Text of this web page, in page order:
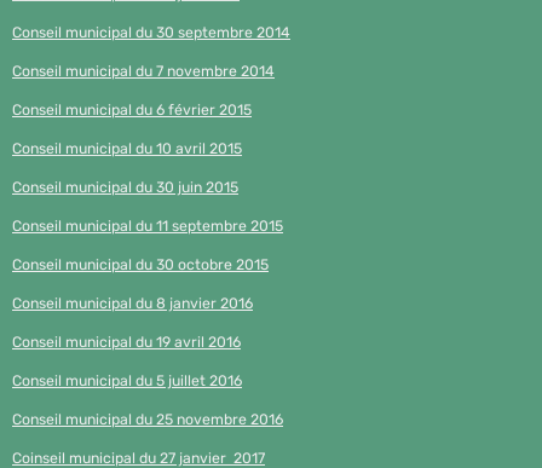
Conseil municipal du 30 septembre 2014
Conseil municipal du 7 novembre 2014
Conseil municipal du 6 février 2015
Conseil municipal du 10 avril 2015
Conseil municipal du 30 juin 2015
Conseil municipal du 11 septembre 2015
Conseil municipal du 30 octobre 2015
Conseil municipal du 8 janvier 2016
Conseil municipal du 19 avril 2016
Conseil municipal du 5 juillet 2016
Conseil municipal du 25 novembre 2016
Coinseil municipal du 27 janvier 2017